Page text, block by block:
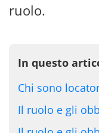
ruolo.
In questo
Chi sono
Il ruolo e gli